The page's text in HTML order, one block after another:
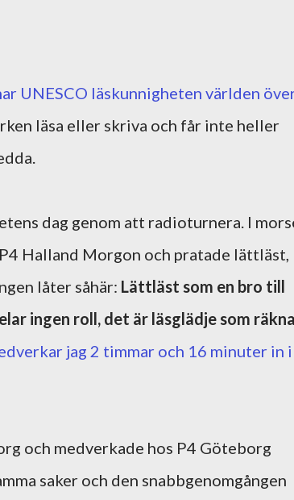
UNESCO läskunnigheten världen
läsa eller skriva och får inte heller
dag genom att radioturnera. I
Halland Morgon och pratade lättläst,
låter såhär: Lättläst som en bro till
ingen roll, det är läsglädje som
jag 2 timmar och 16 minuter in i
och medverkade hos P4 Göteborg
saker och den snabbgenomgången